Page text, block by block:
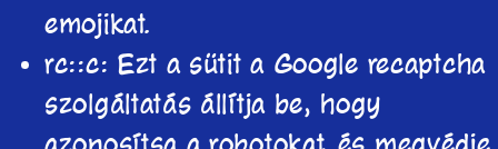
emojikat.
rc::c: Ezt a sütit a Google recaptcha
szolgáltatás állítja be, hogy